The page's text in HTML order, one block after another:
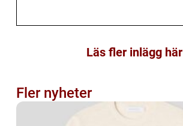
Läs fler inlägg här
Fler nyheter